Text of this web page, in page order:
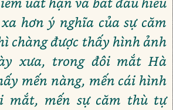
hơn ý nghĩa của sự căm
chàng được thấy hình ảnh
xưa, trong đôi mắt Hà
mến nàng, mến cái hình
mắt, mến sự căm thù tự